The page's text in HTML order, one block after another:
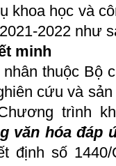
khoa học và
2022 như
minh
thuộc Bộ
cứu và
trình
văn hóa đáp
định số 1440/